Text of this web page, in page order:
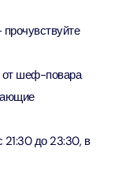
шеф-повара
до 23:30, в